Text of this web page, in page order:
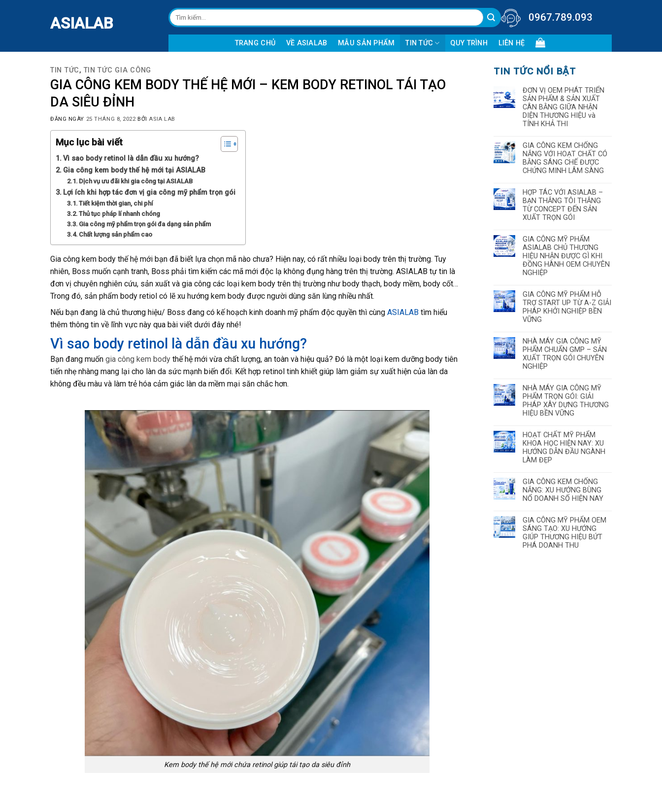
ASIALAB
Tìm
kiếm:
0967.789.093
TRANG CHỦ VỀ ASIALAB MẪU SẢN PHẨM TIN TỨC QUY TRÌNH LIÊN HỆ
TIN TỨC,TIN TỨC GIA CÔNG
GIA CÔNG KEM BODY THẾ HỆ MỚI – KEM BODY RETINOL TÁI TẠO
DA SIÊU ĐỈNH
ĐĂNG NGÀY 25 THÁNG 8, 2022BỞIASIA LAB
Mục lục bài viết
Vì sao body retinol là dẫn đầu xu hướng?
Gia công kem body thế hệ mới tại ASIALAB
Dịch vụ ưu đãi khi gia công tại ASIALAB
Lợi ích khi hợp tác đơn vị gia công mỹ phẩm trọn gói
Tiết kiệm thời gian, chi phí
Thủ tục pháp lí nhanh chóng
Gia công mỹ phẩm trọn gói đa dạng sản phẩm
Chất lượng sản phẩm cao
Gia công kem body thế hệ mới bạn đã biết lựa chọn mã nào chưa? Hiện nay, có rất nhiều loại body trên thị trường. Tuy
nhiên, Boss muốn cạnh tranh, Boss phải tìm kiếm các mã mới độc lạ không đụng hàng trên thị trường. ASIALAB tự tin là
đơn vị chuyên nghiên cứu, sản xuất và gia công các loại kem body trên thị trường như body thạch, body mềm, body cốt…
Trong đó, sản phẩm body retiol có lẽ xu hướng kem body được người dùng săn lùng nhiều nhất.
Nếu bạn đang là chủ thương hiệu/ Boss đang có kế hoạch kinh doanh mỹ phẩm độc quyền thì cùng ASIALAB tìm hiểu
thêm thông tin về lĩnh vực này qua bài viết dưới đây nhé!
Vì sao body retinol là dẫn đầu xu hướng?
Bạn đang muốn gia công kem body thế hệ mới vừa chất lượng, an toàn và hiệu quả? Đó là một loại kem dưỡng body tiên
tiến nhẹ nhàng mang lại cho làn da sức mạnh biến đổi. Kết hợp retinol tinh khiết giúp làm giảm sự xuất hiện của làn da
không đều màu và làm trẻ hóa cảm giác làn da mềm mại săn chắc hơn.
Kem body thế hệ mới chứa retinol giúp tái tạo da siêu đỉnh
TIN TỨC NỔI BẬT
ĐƠN VỊ OEM PHÁT TRIỂN
SẢN PHẨM & SẢN XUẤT
CÂN BẰNG GIỮA NHẬN
DIỆN THƯƠNG HIỆU và
TÍNH KHẢ THI
GIA CÔNG KEM CHỐNG
NẮNG VỚI HOẠT CHẤT CÓ
BẰNG SÁNG CHẾ ĐƯỢC
CHỨNG MINH LÂM SÀNG
HỢP TÁC VỚI ASIALAB –
BẠN THẮNG TÔI THẮNG
TỪ CONCEPT ĐẾN SẢN
XUẤT TRỌN GÓI
GIA CÔNG MỸ PHẨM
ASIALAB CHỦ THƯƠNG
HIỆU NHẬN ĐƯỢC GÌ KHI
ĐỒNG HÀNH OEM CHUYÊN
NGHIỆP
GIA CÔNG MỸ PHẨM HỖ
TRỢ START UP TỪ A-Z GIẢI
PHÁP KHỞI NGHIỆP BỀN
VỮNG
NHÀ MÁY GIA CÔNG MỸ
PHẨM CHUẨN GMP – SẢN
XUẤT TRỌN GÓI CHUYÊN
NGHIỆP
NHÀ MÁY GIA CÔNG MỸ
PHẨM TRỌN GÓI: GIẢI
PHÁP XÂY DỰNG THƯƠNG
HIỆU BỀN VỮNG
HOẠT CHẤT MỸ PHẨM
KHOA HỌC HIỆN NAY: XU
HƯỚNG DẪN ĐẦU NGÀNH
LÀM ĐẸP
GIA CÔNG KEM CHỐNG
NẮNG: XU HƯỚNG BÙNG
NỔ DOANH SỐ HIỆN NAY
GIA CÔNG MỸ PHẨM OEM
SÁNG TẠO: XU HƯỚNG
GIÚP THƯƠNG HIỆU BỨT
PHÁ DOANH THU